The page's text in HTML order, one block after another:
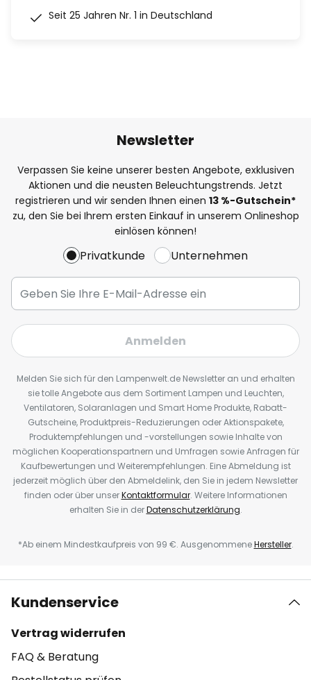
Seit 25 Jahren Nr. 1 in Deutschland
Newsletter
Verpassen Sie keine unserer besten Angebote, exklusiven
Aktionen und die neusten Beleuchtungstrends. Jetzt
registrieren und wir senden Ihnen einen 13 %-Gutschein*
zu, den Sie bei Ihrem ersten Einkauf in unserem Onlineshop
einlösen können!
Privatkunde Unternehmen
Anmelden
Melden Sie sich für den Lampenwelt.de Newsletter an und erhalten
sie tolle Angebote aus dem Sortiment Lampen und Leuchten,
Ventilatoren, Solaranlagen und Smart Home Produkte, Rabatt-
Gutscheine, Produktpreis-Reduzierungen oder Aktionspakete,
Produktempfehlungen und -vorstellungen sowie Inhalte von
möglichen Kooperationspartnern und Umfragen sowie Anfragen für
Kaufbewertungen und Weiterempfehlungen. Eine Abmeldung ist
jederzeit möglich über den Abmeldelink, den Sie in jedem Newsletter
finden oder über unserKontaktformular. Weitere Informationen
erhalten Sie in derDatenschutzerklärung.
*Ab einem Mindestkaufpreis von 99 €. AusgenommeneHersteller.
Kundenservice
Vertrag widerrufen
FAQ & Beratung